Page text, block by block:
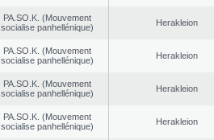
PA.SO.K. (Mouvement
socialise panhellénique)
Herakleion
PA.SO.K. (Mouvement
socialise panhellénique)
Herakleion
PA.SO.K. (Mouvement
socialise panhellénique)
Herakleion
PA.SO.K. (Mouvement
socialise panhellénique)
Herakleion